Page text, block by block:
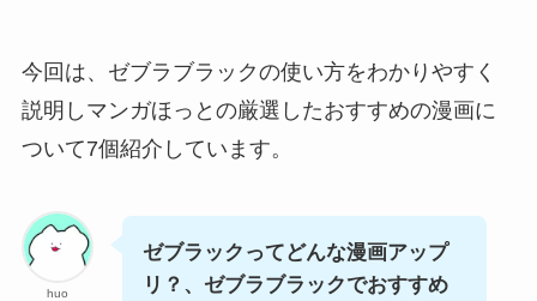
今回は、ゼブラブラックの使い方をわかりやすく
説明しマンガほっとの厳選したおすすめの漫画に
ついて7個紹介しています。
huo
ゼブラックってどんな漫画アップ
リ？、ゼブラブラックでおすすめ